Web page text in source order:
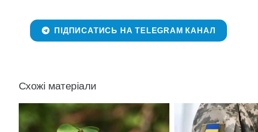
ПІДПИСАТИСЬ НА TELEGRAM КАНАЛ
Схожі матеріали